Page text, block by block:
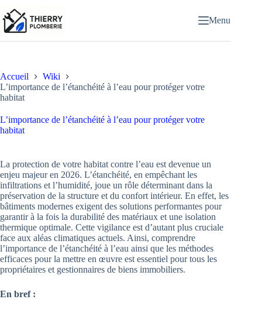
au
contenu
Menu
Accueil
Wiki
L’importance de l’étanchéité à l’eau pour protéger votre
habitat
L’importance de l’étanchéité à l’eau pour protéger votre
habitat
La protection de votre habitat contre l’eau est devenue un
enjeu majeur en 2026. L’étanchéité, en empêchant les
infiltrations et l’humidité, joue un rôle déterminant dans la
préservation de la structure et du confort intérieur. En effet, les
bâtiments modernes exigent des solutions performantes pour
garantir à la fois la durabilité des matériaux et une isolation
thermique optimale. Cette vigilance est d’autant plus cruciale
face aux aléas climatiques actuels. Ainsi, comprendre
l’importance de l’étanchéité à l’eau ainsi que les méthodes
efficaces pour la mettre en œuvre est essentiel pour tous les
propriétaires et gestionnaires de biens immobiliers.
En bref :